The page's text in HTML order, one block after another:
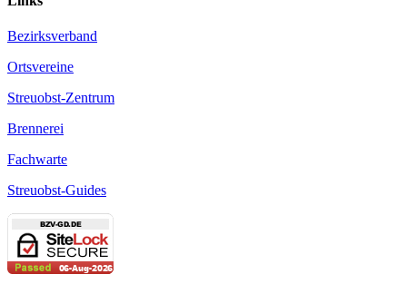
Bezirksverband
Ortsvereine
Streuobst-Zentrum
Brennerei
Fachwarte
Streuobst-Guides